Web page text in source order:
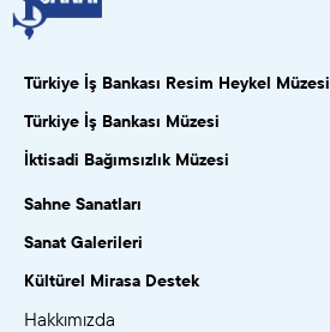
Türkiye İş Bankası Resim Heykel Müzesi
Türkiye İş Bankası Müzesi
İktisadi Bağımsızlık Müzesi
Sahne Sanatları
Sanat Galerileri
Kültürel Mirasa Destek
Hakkımızda